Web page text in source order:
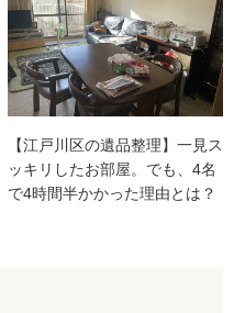
【江戸川区の遺品整理】一見ス
ッキリしたお部屋。でも、4名
で4時間半かかった理由とは？